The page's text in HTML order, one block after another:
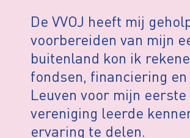
De VVOJ heeft mij
voorbereiden van mijn
buitenland kon ik
fondsen, financiering
Leuven voor mijn
vereniging leerde
ervaring te delen.